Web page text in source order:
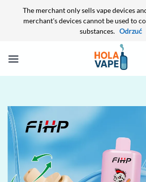
The merchant only sells vape devices
merchant's devices cannot be used to
substances. Odrzuć